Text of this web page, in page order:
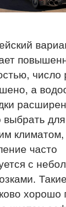
число
а
климатом,
часто
с
хорошо